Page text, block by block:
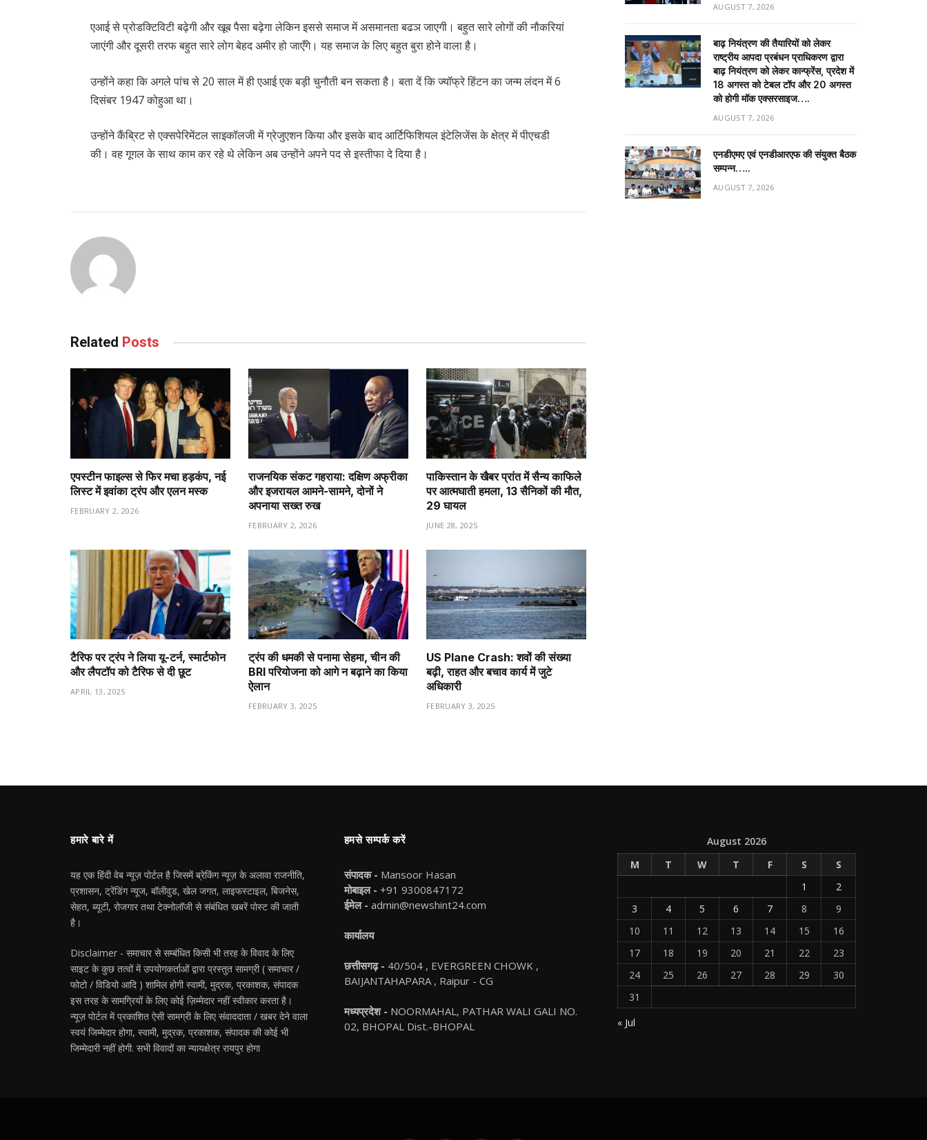
एआई से प्रोडक्टिविटी बढ़ेगी और खूब पैसा बढ़ेगा लेकिन इससे समाज में असमानता बढञ जाएगी। बहुत सारे लोगों की नौकरियां
जाएंगी और दूसरी तरफ बहुत सारे लोग बेहद अमीर हो जाएँगे। यह समाज के लिए बहुत बुरा होने वाला है।
उन्होंने कहा कि अगले पांच से 20 साल में ही एआई एक बड़ी चुनौती बन सकता है। बता दें कि ज्यॉफ्रे हिंटन का जन्म लंदन में 6
दिसंबर 1947 कोहुआ था।
उन्होंने कैंब्रिट से एक्सपेरिमेंटल साइकॉलजी में ग्रेजुएशन किया और इसके बाद आर्टिफिशियल इंटेलिजेंस के क्षेत्र में पीएचडी
की। वह गूगल के साथ काम कर रहे थे लेकिन अब उन्होंने अपने पद से इस्तीफा दे दिया है।
Related Posts
एपस्टीन फाइल्स से फिर मचा हड़कंप, नई
लिस्ट में इवांका ट्रंप और एलन मस्क
FEBRUARY 2, 2026
राजनयिक संकट गहराया: दक्षिण अफ्रीका
और इजरायल आमने-सामने, दोनों ने
अपनाया सख्त रुख
FEBRUARY 2, 2026
पाकिस्तान के खैबर प्रांत में सैन्य काफिले
पर आत्मघाती हमला, 13 सैनिकों की मौत,
29 घायल
JUNE 28, 2025
टैरिफ पर ट्रंप ने लिया यू-टर्न, स्मार्टफोन
और लैपटॉप को टैरिफ से दी छूट
APRIL 13, 2025
ट्रंप की धमकी से पनामा सेहमा, चीन की
BRI परियोजना को आगे न बढ़ाने का किया
ऐलान
FEBRUARY 3, 2025
US Plane Crash: शवों की संख्या
बढ़ी, राहत और बचाव कार्य में जुटे
अधिकारी
FEBRUARY 3, 2025
AUGUST 7, 2026
बाढ़ नियंत्रण की तैयारियों को लेकर
राष्ट्रीय आपदा प्रबंधन प्राधिकरण द्वारा
बाढ़ नियंत्रण को लेकर कान्फ्रेंस, प्रदेश में
18 अगस्त को टेबल टॉप और 20 अगस्त
को होगी मॉक एक्सरसाइज….
AUGUST 7, 2026
एनडीएमए एवं एनडीआरएफ की संयुक्त बैठक
सम्पन्न…..
AUGUST 7, 2026
हमारे बारे में
यह एक हिंदी वेब न्यूज़ पोर्टल है जिसमें ब्रेकिंग न्यूज़ के अलावा राजनीति,
प्रशासन, ट्रेंडिंग न्यूज, बॉलीवुड, खेल जगत, लाइफस्टाइल, बिजनेस,
सेहत, ब्यूटी, रोजगार तथा टेक्नोलॉजी से संबंधित खबरें पोस्ट की जाती
है।
Disclaimer - समाचार से सम्बंधित किसी भी तरह के विवाद के लिए
साइट के कुछ तत्वों में उपयोगकर्ताओं द्वारा प्रस्तुत सामग्री ( समाचार /
फोटो / विडियो आदि ) शामिल होगी स्वामी, मुद्रक, प्रकाशक, संपादक
इस तरह के सामग्रियों के लिए कोई ज़िम्मेदार नहीं स्वीकार करता है।
न्यूज़ पोर्टल में प्रकाशित ऐसी सामग्री के लिए संवाददाता / खबर देने वाला
स्वयं जिम्मेदार होगा, स्वामी, मुद्रक, प्रकाशक, संपादक की कोई भी
जिम्मेदारी नहीं होगी. सभी विवादों का न्यायक्षेत्र रायपुर होगा
हमसे सम्पर्क करें
संपादक - Mansoor Hasan
मोबाइल - +91 9300847172
ईमेल - admin@newshint24.com
कार्यालय
छत्तीसगढ़ - 40/504 , EVERGREEN CHOWK ,
BAIJANTAHAPARA , Raipur - CG
मध्यप्रदेश - NOORMAHAL, PATHAR WALI GALI NO.
02, BHOPAL Dist.-BHOPAL
August 2026
M
T W T F S
S
1
2
3
4 5 6 7 8
9
10
11 12 13 14 15
16
17
18 19 20 21 22
23
24
25 26 27 28 29
30
31
« Jul